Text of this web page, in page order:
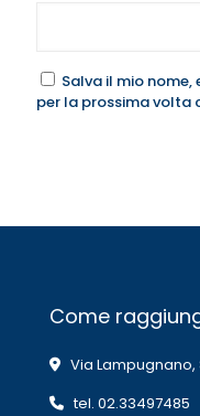
Salva il mio
per la prossima volta
Come
Via Lampugnano,
tel. 02.33497485